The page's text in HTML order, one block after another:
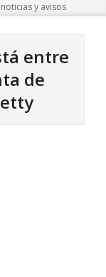
y avisos
entre
de